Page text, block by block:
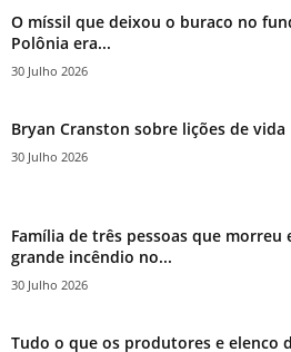
O míssil que deixou o buraco no
Polônia era...
30 Julho 2026
Bryan Cranston sobre lições de vida
30 Julho 2026
Família de três pessoas que morreu
grande incêndio no...
30 Julho 2026
Tudo o que os produtores e elenco